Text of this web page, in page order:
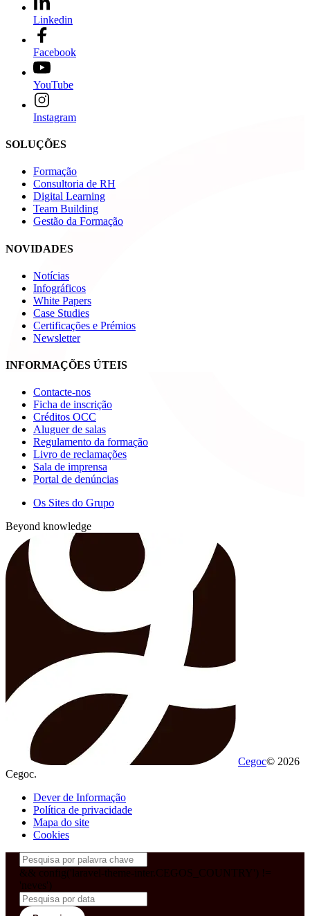
Linkedin
Facebook
YouTube
Instagram
SOLUÇÕES
Formação
Consultoria de RH
Digital Learning
Team Building
Gestão da Formação
NOVIDADES
Notícias
Infográficos
White Papers
Case Studies
Certificações e Prémios
Newsletter
INFORMAÇÕES ÚTEIS
Contacte-nos
Ficha de inscrição
Créditos OCC
Aluguer de salas
Regulamento da formação
Livro de reclamações
Sala de imprensa
Portal de denúncias
Os Sites do Grupo
Beyond knowledge
Cegoc© 2026
Cegoc.
Dever de Informação
Política de privacidade
Mapa do site
Cookies
&& config('laravel-theme-inter.CEGOS_COUNTRY') !=
'neves')